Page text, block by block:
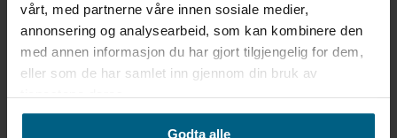
vårt, med partnerne våre innen sosiale medier,
annonsering og analysearbeid, som kan kombinere den
med annen informasjon du har gjort tilgjengelig for dem,
eller som de har samlet inn gjennom din bruk av
tjenestene deres.
Godta alle
Om koblingen er mellom to moduler i samme kodebase
er avstanden veldig liten. Å endre i begge disse
modulene samtidig er helt naturlig, og ingen
koordinering trengs utover blant de som programmerer
endringen.
Hva om koblingen er mellom to mikrotjenester? Da kan